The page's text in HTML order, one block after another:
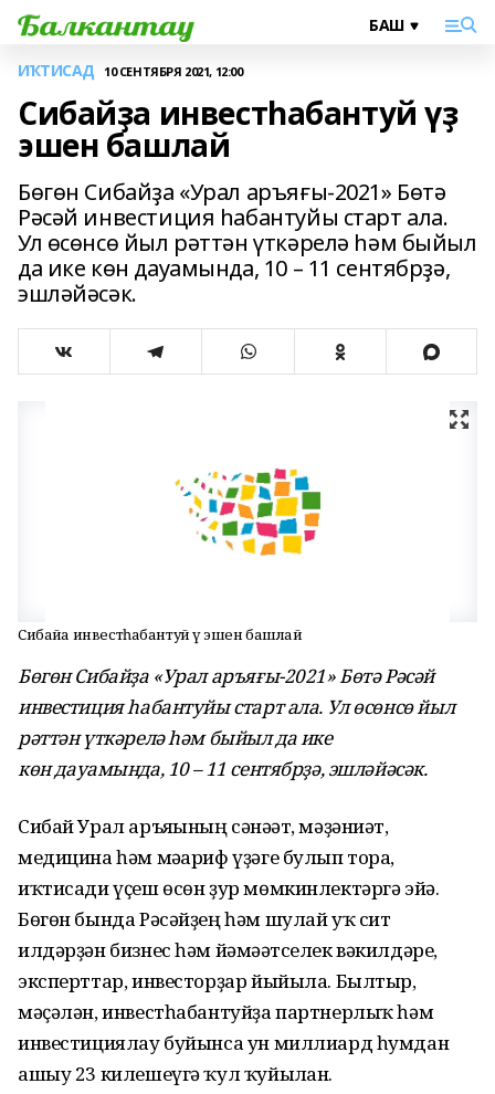
ИҠТИСАД 10 СЕНТЯБРЯ 2021, 12:00
Сибайҙа инвестһабантуй үҙ
эшен башлай
Бөгөн Сибайҙа «Урал аръяғы-2021» Бөтә
Рәсәй инвестиция һабантуйы старт ала.
Ул өсөнсө йыл рәттән үткәрелә һәм быйыл
да ике көн дауамында, 10 – 11 сентябрҙә,
эшләйәсәк.
Сибайҙа инвестһабантуй үҙ эшен башлай
Бөгөн Сибайҙа «Урал аръяғы-2021» Бөтә Рәсәй
инвестиция һабантуйы старт ала. Ул өсөнсө йыл
рәттән үткәрелә һәм быйыл да ике
көндауамында, 10 – 11 сентябрҙә, эшләйәсәк.
Сибай Урал аръяғының сәнәғәт, мәҙәниәт,
медицина һәм мәғариф үҙәге булып тора,
иҡтисади үҫеш өсөн ҙур мөмкинлектәргә эйә.
Бөгөн бында Рәсәйҙең һәм шулай уҡ сит
илдәрҙән бизнес һәм йәмәғәтселек вәкилдәре,
эксперттар, инвесторҙар йыйыла. Былтыр,
мәҫәлән, инвестһабантуйҙа партнерлыҡ һәм
инвестициялау буйынса ун миллиард һумдан
ашыу 23 килешеүгә ҡул ҡуйылған.